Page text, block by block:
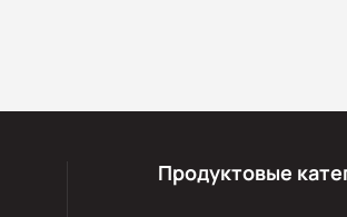
Продуктовые